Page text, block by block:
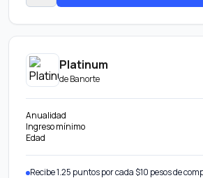
Platinum
deBanorte
Anualidad
Ingreso mínimo
Edad
Recibe 1.25 puntos por cada $10 pesos de